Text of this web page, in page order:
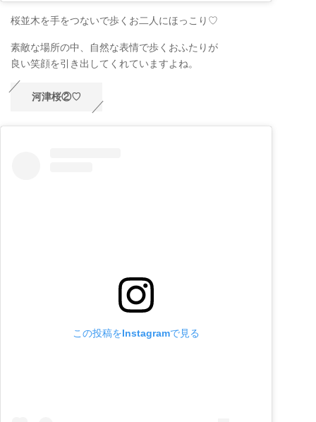
桜並木を手をつないで歩くお二人にほっこり♡
素敵な場所の中、自然な表情で歩くおふたりが
良い笑顔を引き出してくれていますよね。
河津桜②♡
この投稿をInstagramで見る